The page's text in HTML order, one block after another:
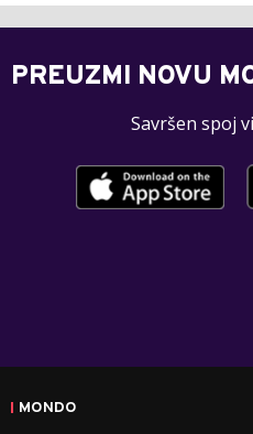
PREUZMI NOVU
Savršen spoj
MONDO